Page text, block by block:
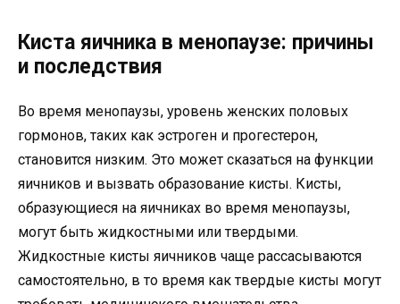
Киста яичника в менопаузе: причины
и последствия
Во время менопаузы, уровень женских половых
гормонов, таких как эстроген и прогестерон,
становится низким. Это может сказаться на функции
яичников и вызвать образование кисты. Кисты,
образующиеся на яичниках во время менопаузы,
могут быть жидкостными или твердыми.
Жидкостные кисты яичников чаще рассасываются
самостоятельно, в то время как твердые кисты могут